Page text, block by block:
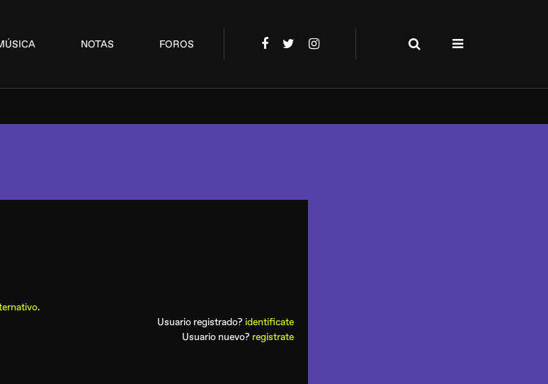
NOTAS FOROS
.
Usuario registrado? identificate
Usuario nuevo? registrate